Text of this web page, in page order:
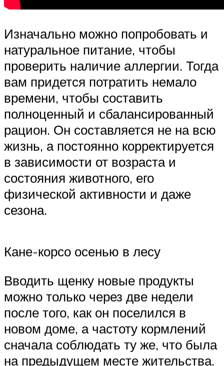
Изначально можно попробовать и
натуральное питание, чтобы
проверить наличие аллергии. Тогда
вам придется потратить немало
времени, чтобы составить
полноценный и сбалансированный
рацион. Он составляется не на всю
жизнь, а постоянно корректируется
в зависимости от возраста и
состояния животного, его
физической активности и даже
сезона.
Кане-корсо осенью в лесу
Вводить щенку новые продукты
можно только через две недели
после того, как он поселился в
новом доме, а частоту кормлений
сначала соблюдать ту же, что была
на предыдущем месте жительства.